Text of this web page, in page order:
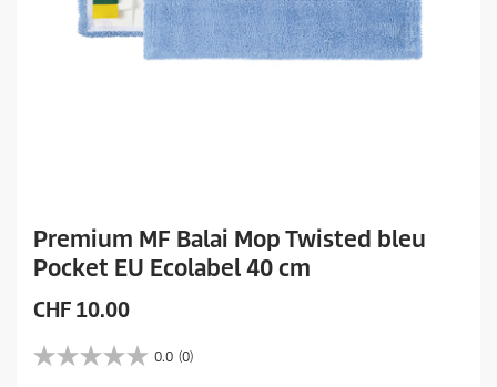
Premium MF Balai Mop Twisted bleu
Pocket EU Ecolabel 40 cm
P
i
CHF 10.00
0.0 (0)
0